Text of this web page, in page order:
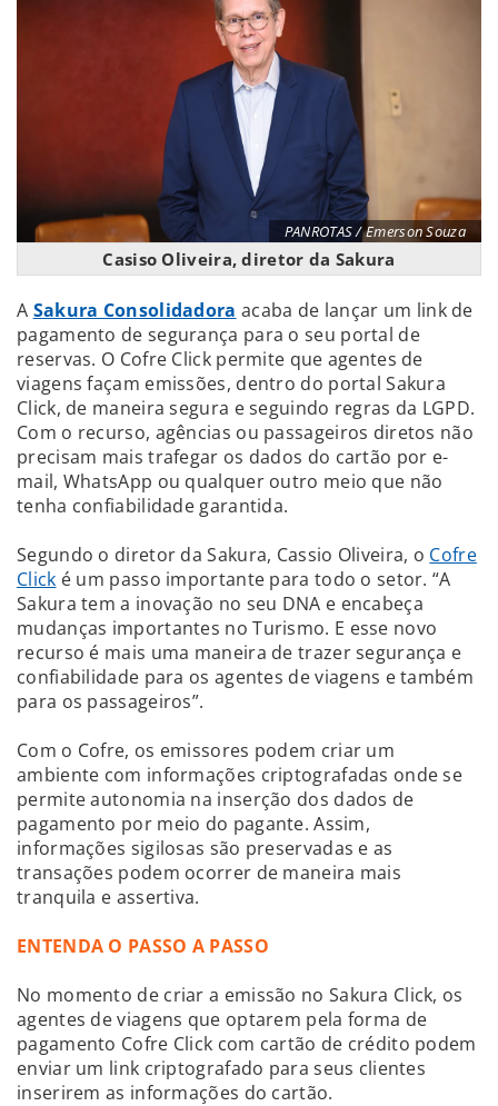
PANROTAS / Emerson Souza
Casiso Oliveira, diretor da Sakura
A Sakura Consolidadora acaba de lançar um link de
pagamento de segurança para o seu portal de
reservas. O Cofre Click permite que agentes de
viagens façam emissões, dentro do portal Sakura
Click, de maneira segura e seguindo regras da LGPD.
Com o recurso, agências ou passageiros diretos não
precisam mais trafegar os dados do cartão por e-
mail, WhatsApp ou qualquer outro meio que não
tenha confiabilidade garantida.
Segundo o diretor da Sakura, Cassio Oliveira, o Cofre
Click é um passo importante para todo o setor. “A
Sakura tem a inovação no seu DNA e encabeça
mudanças importantes no Turismo. E esse novo
recurso é mais uma maneira de trazer segurança e
confiabilidade para os agentes de viagens e também
para os passageiros”.
Com o Cofre, os emissores podem criar um
ambiente com informações criptografadas onde se
permite autonomia na inserção dos dados de
pagamento por meio do pagante. Assim,
informações sigilosas são preservadas e as
transações podem ocorrer de maneira mais
tranquila e assertiva.
ENTENDA O PASSO A PASSO
No momento de criar a emissão no Sakura Click, os
agentes de viagens que optarem pela forma de
pagamento Cofre Click com cartão de crédito podem
enviar um link criptografado para seus clientes
inserirem as informações do cartão.